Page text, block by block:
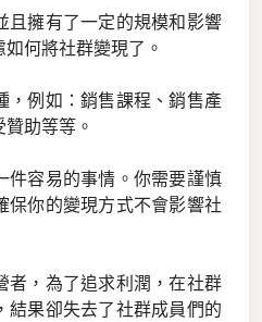
且擁有了一定的規模和影響
何將社群變現了。
，例如：銷售課程、銷售產
助等等。
件容易的事情。你需要謹慎
保你的變現方式不會影響社
者，為了追求利潤，在社群
結果卻失去了社群成員們的